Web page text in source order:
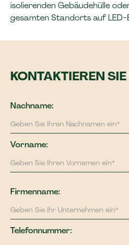
isolierenden Gebäudehülle
gesamten Standorts auf LED-
KONTAKTIEREN
Nachname:
Vorname:
Firmenname:
Telefonnummer: